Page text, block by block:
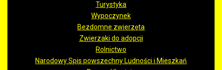
Turystyka
Wypoczynek
Bezdomne zwierzęta
Zwierzaki do adopcji
Rolnictwo
Narodowy Spis powszechny Ludności i Mieszkań